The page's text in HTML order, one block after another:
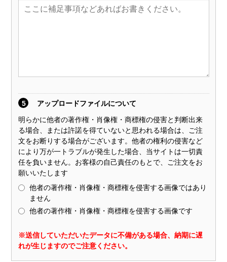
5 アップロードファイルについて
明らかに他者の著作権・肖像権・商標権の侵害と判断出来
る場合、または許諾を得ていないと思われる場合は、ご注
文をお断りする場合がございます。他者の権利の侵害など
により万が一トラブルが発生した場合、当サイトは一切責
任を負いません。お客様の自己責任のもとで、ご注文をお
願いいたします
他者の著作権・肖像権・商標権を侵害する画像ではあり
ません
他者の著作権・肖像権・商標権を侵害する画像です
※送信していただいたデータに不備がある場合、納期に遅
れが生じますのでご注意ください。